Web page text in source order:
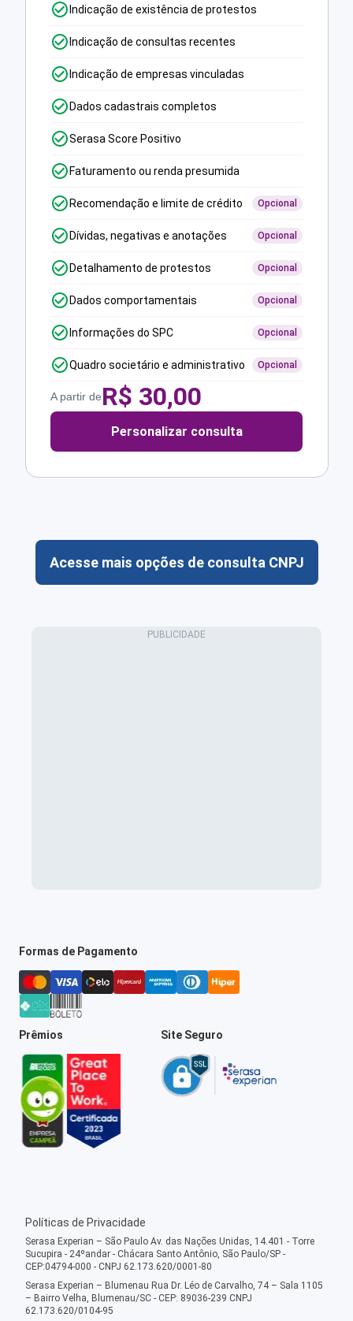
Indicação de existência de protestos
Indicação de consultas recentes
Indicação de empresas vinculadas
Dados cadastrais completos
Serasa Score Positivo
Faturamento ou renda presumida
Recomendação e limite de crédito Opcional
Dívidas, negativas e anotações Opcional
Detalhamento de protestos Opcional
Dados comportamentais Opcional
Informações do SPC Opcional
Quadro societário e administrativo Opcional
A partir deR$ 30,00
Personalizar consulta
Acesse mais opções de consulta CNPJ
Formas de Pagamento
Prêmios Site Seguro
Políticas de Privacidade
Serasa Experian – São Paulo Av. das Nações Unidas, 14.401 - Torre
Sucupira - 24ºandar - Chácara Santo Antônio, São Paulo/SP -
CEP:04794-000 - CNPJ 62.173.620/0001-80
Serasa Experian – Blumenau Rua Dr. Léo de Carvalho, 74 – Sala 1105
– Bairro Velha, Blumenau/SC - CEP: 89036-239 CNPJ
62.173.620/0104-95